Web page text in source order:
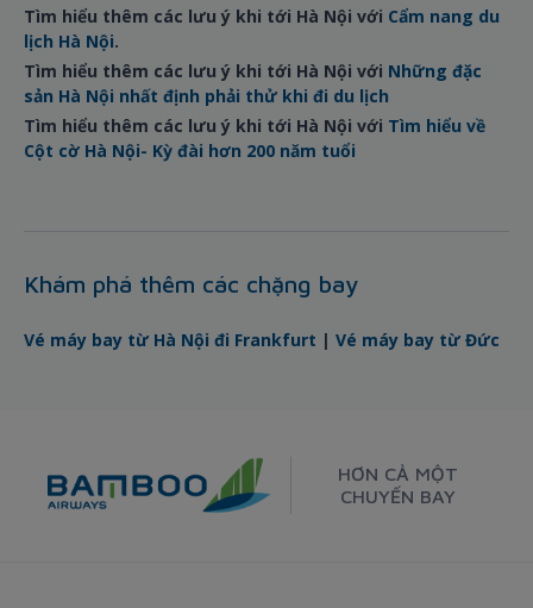
Tìm hiểu thêm các lưu ý khi tới Hà Nội với Cẩm nang du
lịch Hà Nội.
Tìm hiểu thêm các lưu ý khi tới Hà Nội với Những đặc
sản Hà Nội nhất định phải thử khi đi du lịch
Tìm hiểu thêm các lưu ý khi tới Hà Nội với Tìm hiểu về
Cột cờ Hà Nội- Kỳ đài hơn 200 năm tuổi
Khám phá thêm các chặng bay
Vé máy bay từ Hà Nội đi Frankfurt | Vé máy bay từ Đức
HƠN CẢ MỘT
CHUYẾN BAY